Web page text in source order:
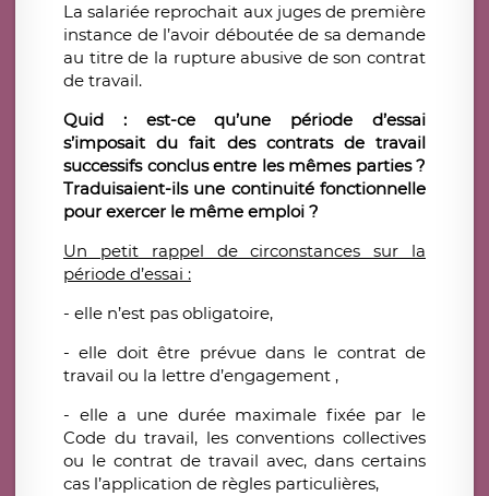
La salariée reprochait aux juges de première
instance de l’avoir déboutée de sa demande
au titre de la rupture abusive de son contrat
de travail.
Quid : est-ce qu’une période d’essai
s’imposait du fait des contrats de travail
successifs conclus entre les mêmes parties ?
Traduisaient-ils une continuité fonctionnelle
pour exercer le même emploi ?
Un petit rappel de circonstances sur la
période d’essai :
- elle n’est pas obligatoire,
- elle doit être prévue dans le contrat de
travail ou la lettre d’engagement ,
- elle a une durée maximale fixée par le
Code du travail, les conventions collectives
ou le contrat de travail avec, dans certains
cas l’application de règles particulières,